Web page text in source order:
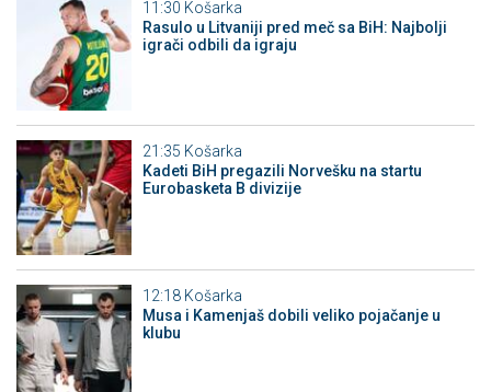
11:30 Košarka
Rasulo u Litvaniji pred meč sa BiH: Najbolji
igrači odbili da igraju
21:35 Košarka
Kadeti BiH pregazili Norvešku na startu
Eurobasketa B divizije
12:18 Košarka
Musa i Kamenjaš dobili veliko pojačanje u
klubu